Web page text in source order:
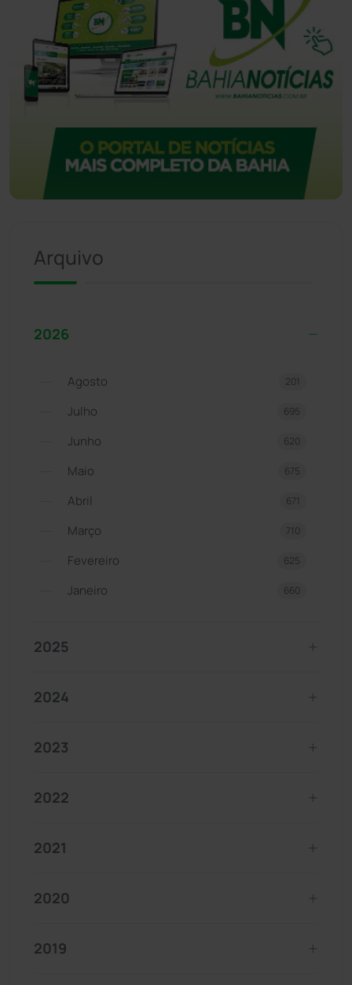
Arquivo
2026
Agosto 201
Julho 695
Junho 620
Maio 675
Abril 671
Março 710
Fevereiro 625
Janeiro 660
2025
2024
2023
2022
2021
2020
2019